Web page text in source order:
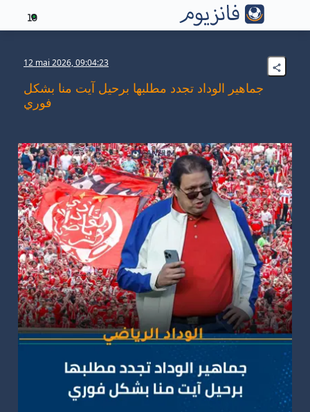
10
12 mai 2026, 09:04:23
جماهير الوداد تجدد مطلبها برحيل آيت منا بشكل
فوري